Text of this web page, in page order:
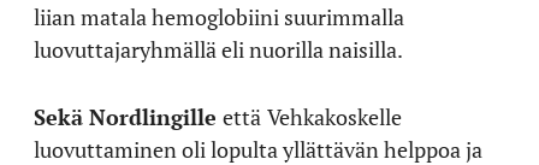
liian matala hemoglobiini suurimmalla
luovuttajaryhmällä eli nuorilla naisilla.
Sekä Nordlingille että Vehkakoskelle
luovuttaminen oli lopulta yllättävän helppoa ja